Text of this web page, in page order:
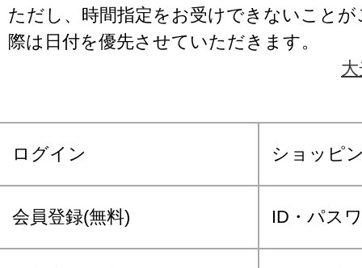
ただし、時間指定をお受けできないこと
際は日付を優先させていただきます。
ログイン ショッピ
会員登録(無料) ID・パス